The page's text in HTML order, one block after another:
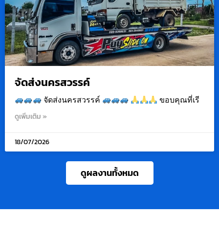
จัดส่งนครสวรรค์
จัดส่งนครสวรรค์ ขอบคุณที่เรี
ดูเพิ่มเติม »
18/07/2026
ดูผลงานทั้งหมด